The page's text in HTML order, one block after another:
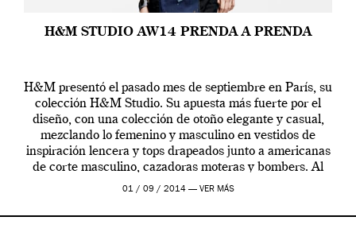
H&M STUDIO AW14 PRENDA A PRENDA
H&M presentó el pasado mes de septiembre en París, su
colección H&M Studio. Su apuesta más fuerte por el
diseño, con una colección de otoño elegante y casual,
mezclando lo femenino y masculino en vestidos de
inspiración lencera y tops drapeados junto a americanas
de corte masculino, cazadoras moteras y bombers. Al
frente de la […]
01 / 09 / 2014 — VER MÁS